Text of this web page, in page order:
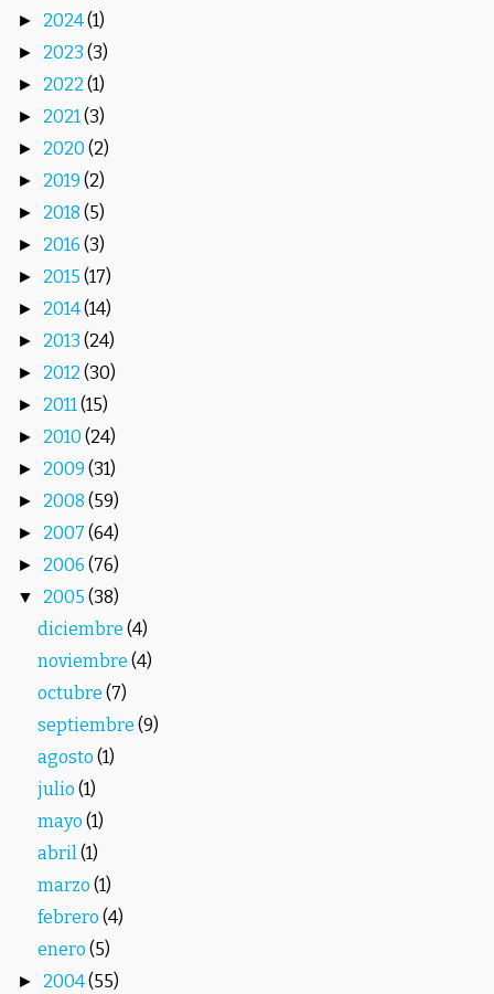
► 2024(1)
► 2023 (3)
► 2022 (1)
► 2021(3)
► 2020 (2)
► 2019 (2)
► 2018 (5)
► 2016 (3)
► 2015 (17)
► 2014(14)
► 2013 (24)
► 2012 (30)
► 2011(15)
► 2010 (24)
► 2009 (31)
► 2008 (59)
► 2007 (64)
► 2006 (76)
▼ 2005 (38)
diciembre(4)
noviembre(4)
octubre(7)
septiembre(9)
agosto(1)
julio(1)
mayo(1)
abril(1)
marzo(1)
febrero(4)
enero(5)
► 2004(55)